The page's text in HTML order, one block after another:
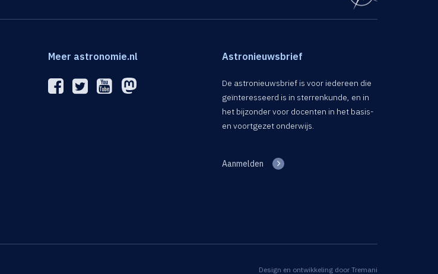
Meer astronomie.nl Astronieuwsbrief
De astronieuwsbrief is voor iedereen die
geïnteresseerd is in sterrenkunde, en in
het bijzonder voor docenten in het basis-
en voortgezet onderwijs.
Aanmelden
Design en ontwikkeling door Tremani